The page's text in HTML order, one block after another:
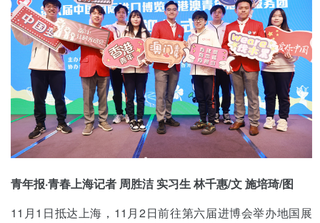
青年报·青春上海记者 周胜洁 实习生 林千惠/文 施培琦/图
11月1日抵达上海，11月2日前往第六届进博会举办地国展